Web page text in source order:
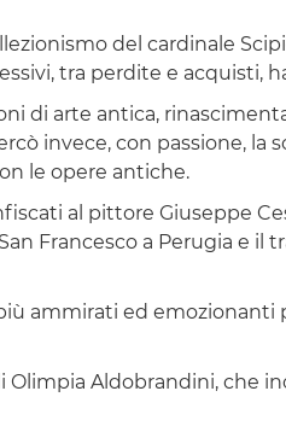
del cardinale
tra perdite e acquisti,
di arte antica,
invece, con passione, la
le opere antiche.
al pittore Giuseppe
Francesco a Perugia e il
ammirati ed
Aldobrandini, che